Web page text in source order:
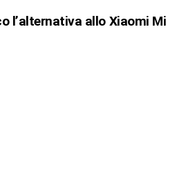
l’alternativa allo Xiaomi Mi